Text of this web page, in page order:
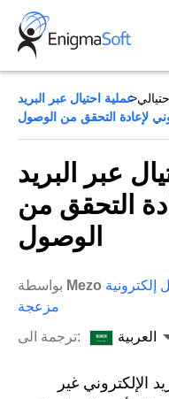
Skip
content
عملية احتيال عبر البريد
لإعادة التحقق من الوصول
عبر البريد
التحقق من
الوصول
Mezo إلكترونية
مزعجة
ترجمة الى:
العربية
الإلكتروني غير